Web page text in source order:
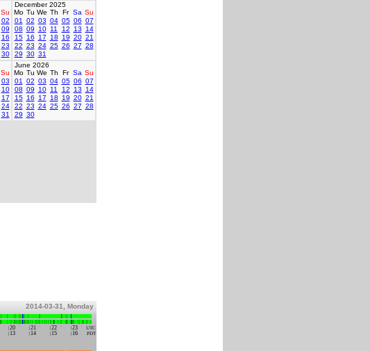
Su
02
09
16
23
30
December 2025
Mo Tu We Th Fr Sa Su
01
02 03 04 05 06 07
08 09 10 11 12 13
14
15 16 17 18 19 20 21
22 23 24 25 26 27 28
29 30 31
Su
03
10
17
24
31
June 2026
Mo Tu We Th Fr Sa Su
01
02 03 04 05 06 07
08 09 10 11 12 13
14
15 16 17 18 19 20 21
22 23 24 25 26 27 28
29 30
2014-03-31, Monday
20 21 22 23 UTC
13 14 15 16 PDT